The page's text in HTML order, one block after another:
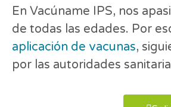
En Vacúname IPS, nos
de todas las edades. Por
aplicación de vacunas,
por las autoridades